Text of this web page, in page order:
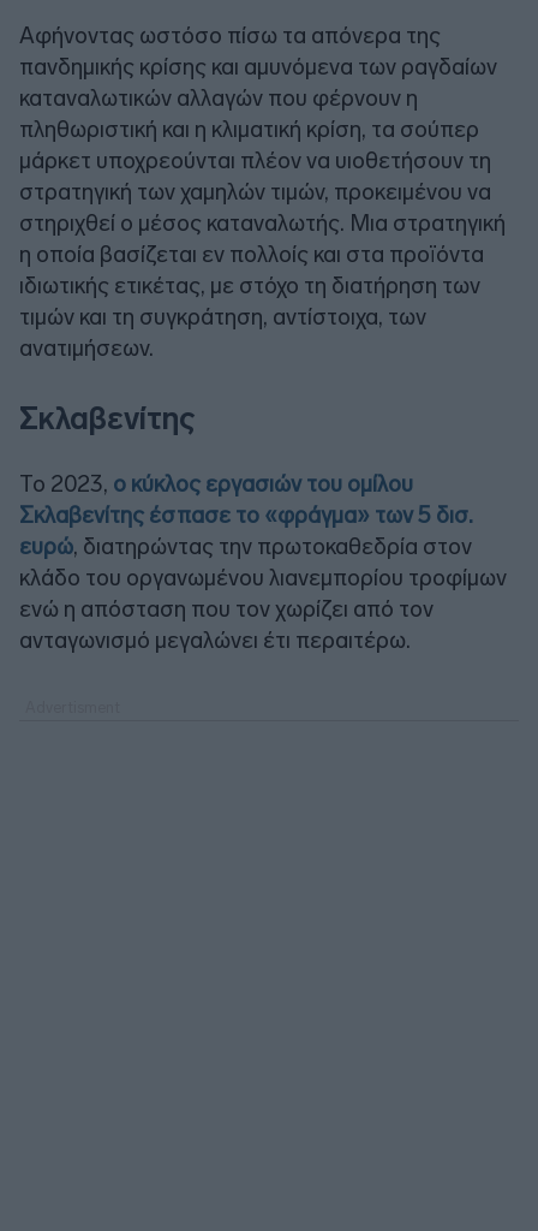
Αφήνοντας ωστόσο πίσω τα απόνερα της
πανδημικής κρίσης και αμυνόμενα των ραγδαίων
καταναλωτικών αλλαγών που φέρνουν η
πληθωριστική και η κλιματική κρίση, τα σούπερ
μάρκετ υποχρεούνται πλέον να υιοθετήσουν τη
στρατηγική των χαμηλών τιμών, προκειμένου να
στηριχθεί ο μέσος καταναλωτής. Μια στρατηγική
η οποία βασίζεται εν πολλοίς και στα προϊόντα
ιδιωτικής ετικέτας, με στόχο τη διατήρηση των
τιμών και τη συγκράτηση, αντίστοιχα, των
ανατιμήσεων.
Σκλαβενίτης
Το 2023, ο κύκλος εργασιών του ομίλου
Σκλαβενίτης έσπασε το «φράγμα» των 5 δισ.
ευρώ, διατηρώντας την πρωτοκαθεδρία στον
κλάδο του οργανωμένου λιανεμπορίου τροφίμων
ενώ η απόσταση που τον χωρίζει από τον
ανταγωνισμό μεγαλώνει έτι περαιτέρω.